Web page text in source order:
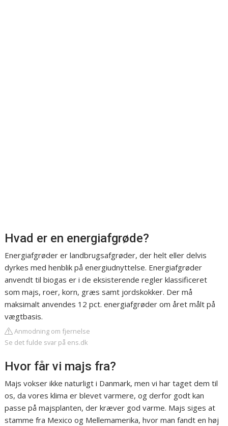
Hvad er en energiafgrøde?
Energiafgrøder er landbrugsafgrøder, der helt eller delvis
dyrkes med henblik på energiudnyttelse. Energiafgrøder
anvendt til biogas er i de eksisterende regler klassificeret
som majs, roer, korn, græs samt jordskokker. Der må
maksimalt anvendes 12 pct. energiafgrøder om året målt på
vægtbasis.
Anmodning om fjernelse
Se det fulde svar på ens.dk
Hvor får vi majs fra?
Majs vokser ikke naturligt i Danmark, men vi har taget dem til
os, da vores klima er blevet varmere, og derfor godt kan
passe på majsplanten, der kræver god varme. Majs siges at
stamme fra Mexico og Mellemamerika, hvor man fandt en høj